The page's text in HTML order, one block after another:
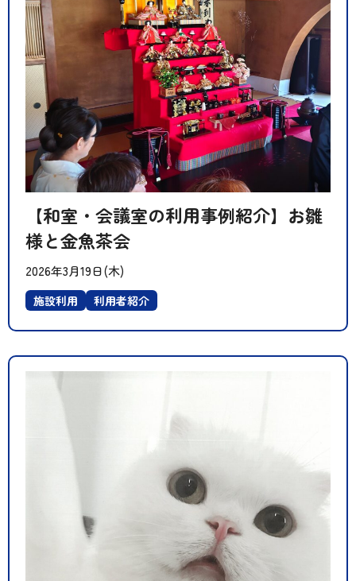
【和室・会議室の利用事例紹介】お雛
様と金魚茶会
2026年3月19日(木)
施設利用 利用者紹介